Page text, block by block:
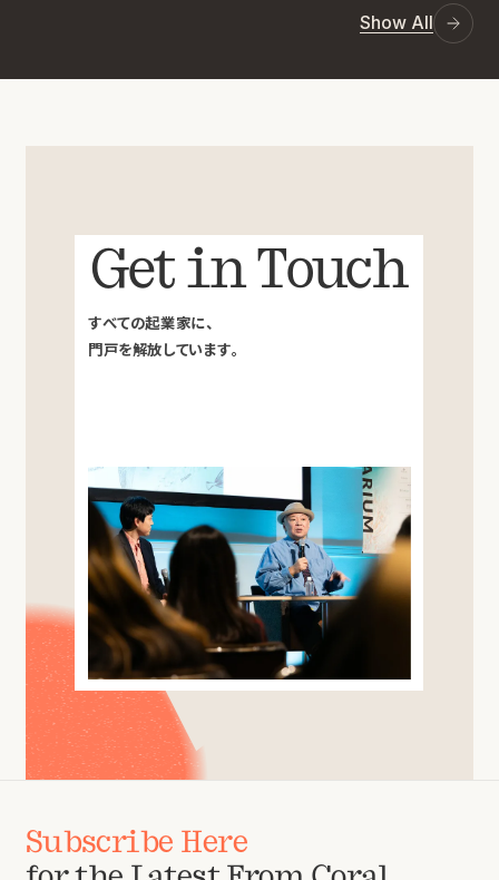
Show All
Get in Touch
すべての起業家に、
門戸を解放しています。
Subscribe Here